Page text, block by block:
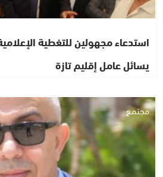
استدعاء مجهولين للتغطية
يسائل عامل إقليم تازة
مجتمع